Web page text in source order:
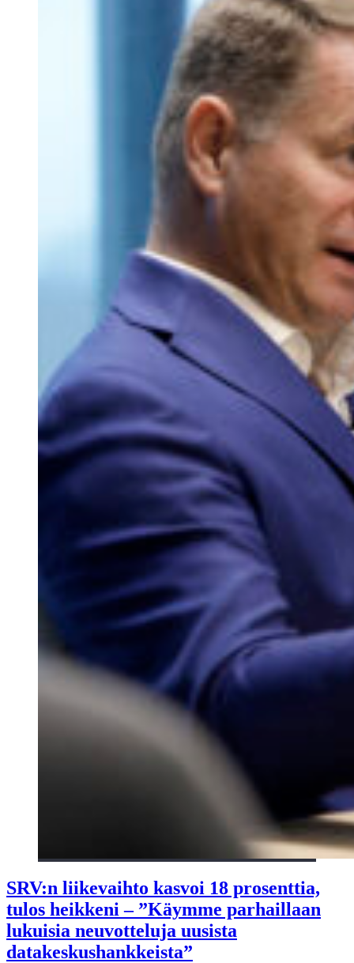
SRV:n liikevaihto kasvoi 18 prosenttia,
tulos heikkeni – ”Käymme parhaillaan
lukuisia neuvotteluja uusista
datakeskushankkeista”